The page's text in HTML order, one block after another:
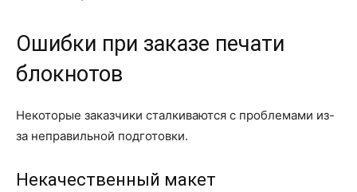
Ошибки при заказе печати
блокнотов
Некоторые заказчики сталкиваются с проблемами из-
за неправильной подготовки.
Некачественный макет